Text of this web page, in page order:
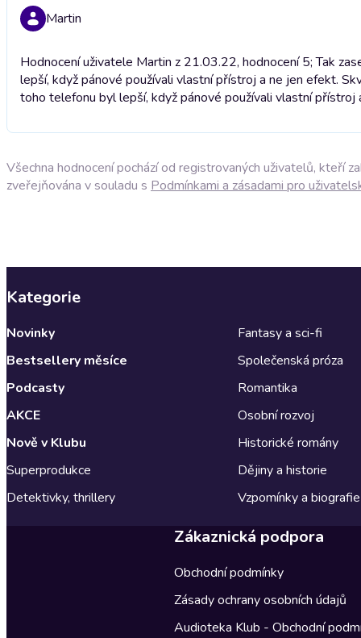
Martin
Hodnocení uživatele Martin z 21.03.22, hodnocení 5; Tak
lepší, když pánové používali vlastní přístroj a ne jen efekt.
toho telefonu byl lepší, když pánové používali vlastní přístroj
Všechna hodnocení pochází od registrovaných uživatelů, kteří
zveřejňována v souladu s Podmínkami a zásadami pro
Kategorie
Novinky
Bestsellery měsíce
Podcasty
AKCE
Nově v Klubu
Superprodukce
Detektivky, thrillery
Fantasy a sci-fi
Společenská próza
Romantika
Osobní rozvoj
Historické romány
Dějiny a historie
Vzpomínky a biografie
Zákaznická podpora
Obchodní podmínky
Zásady ochrany osobních údajů
Audioteka Klub - Obchodní